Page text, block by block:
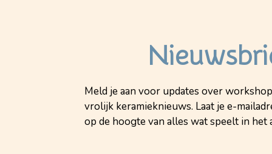
Meld je aan voor updates over
vrolijk keramieknieuws. Laat je e-
op de hoogte van alles wat speelt in het